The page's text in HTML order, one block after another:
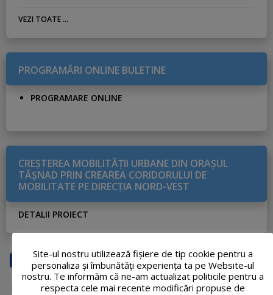
VEZI TOATE ...
PROGRAMĂRI ONLINE BULETINE
PROGRAMARE ONLINE
CREŞTEREA MOBILITĂŢII URBANE DIN ORAŞUL
TĂŞNAD PRIN CREAREA CORIDORULUI DE
MOBILITATE PE DIRECŢIA NORD-VEST
DETALII PROIECT
Site-ul nostru utilizează fişiere de tip cookie pentru a
personaliza și îmbunătăți experiența ta pe Website-ul
nostru. Te informăm că ne-am actualizat politicile pentru a
respecta cele mai recente modificări propuse de